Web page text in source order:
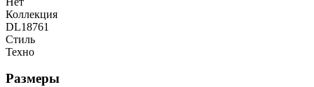
Коллекция
DL18761
Стиль
Техно
Размеры